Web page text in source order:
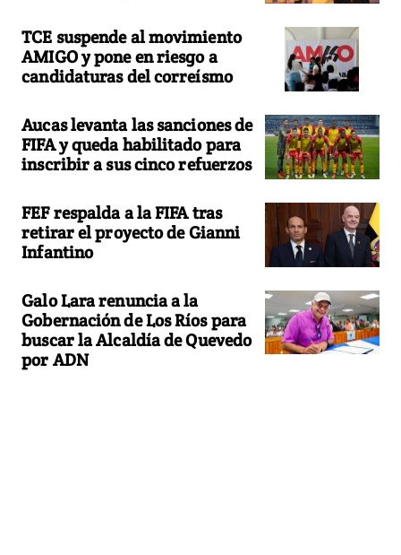
TCE suspende al movimiento
AMIGO y pone en riesgo a
candidaturas del correísmo
Aucas levanta las sanciones de
FIFA y queda habilitado para
inscribir a sus cinco refuerzos
FEF respalda a la FIFA tras
retirar el proyecto de Gianni
Infantino
Galo Lara renuncia a la
Gobernación de Los Ríos para
buscar la Alcaldía de Quevedo
por ADN